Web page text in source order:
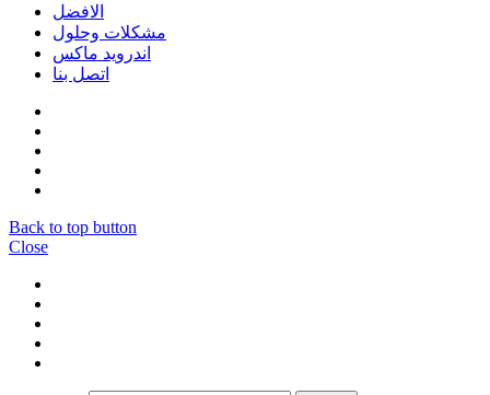
الافضل
مشكلات وحلول
اندرويد ماكس
اتصل بنا
Back to top button
Close